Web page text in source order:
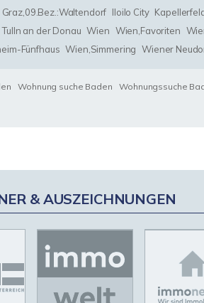
Graz,09.Bez.:Waltendorf Iloilo City
Tulln an der Donau Wien Wien,Favoriten
Fünfhaus Wien,Simmering Wiener
Wohnung suche Baden Wohnungssuche
& AUSZEICHNUNGEN